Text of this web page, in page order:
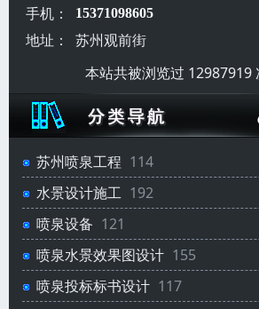
手机：
15371098605
地址：
苏州观前街
本站共被浏览过 12987919
苏州喷泉工程 114
水景设计施工 192
喷泉设备 121
喷泉水景效果图设计 155
喷泉投标标书设计 117